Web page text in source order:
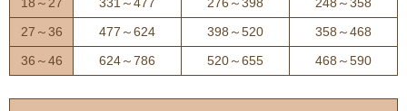
27～36
477～624 398～520
358～468
36～46
624～786 520～655 468～590